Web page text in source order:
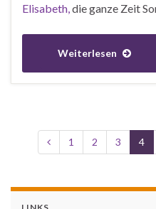
Elisabeth, die ganze Zeit
Weiterlesen
1 2 3 4